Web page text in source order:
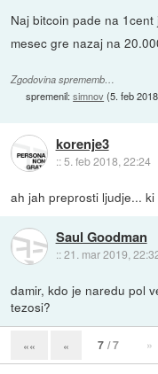
Naj bitcoin pade na
mesec gre nazaj na
Zgodovina sprememb…
spremenil:simnov(5. feb
korenje3
::5. feb 2018, 22:24
ah jah preprosti ljudje...
Saul Goodman
::21. mar 2019,
damir, kdo je naredu pol
tezosi?
«« « 7 / 7 »